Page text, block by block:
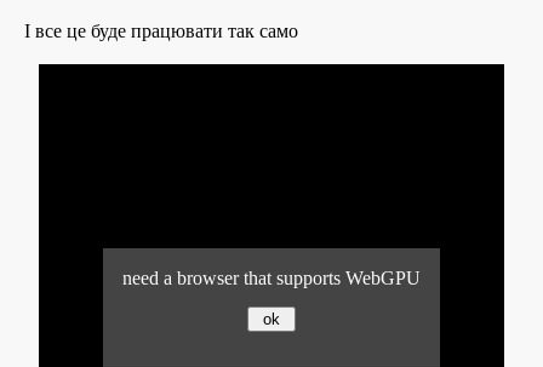
І все це буде працювати так само